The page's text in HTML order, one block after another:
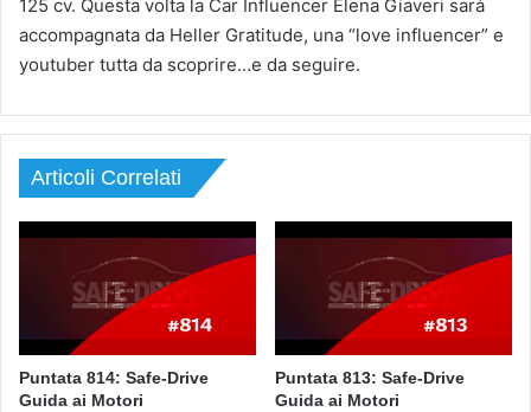
125 cv. Questa volta la Car Influencer Elena Giaveri sarà
accompagnata da Heller Gratitude, una “love influencer” e
youtuber tutta da scoprire…e da seguire.
Articoli Correlati
Puntata 814: Safe-Drive
Guida ai Motori
Puntata 813: Safe-Drive
Guida ai Motori